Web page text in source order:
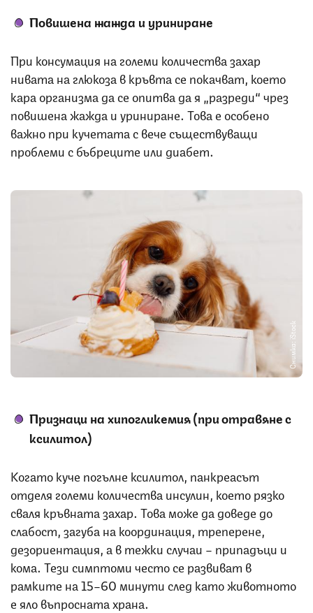
Повишена жажда и уриниране
При консумация на големи количества захар
нивата на глюкоза в кръвта се покачват, което
кара организма да се опитва да я „разреди“ чрез
повишена жажда и уриниране. Това е особено
важно при кучетата с вече съществуващи
проблеми с бъбреците или диабет.
Снимка: iStock
Признаци на хипогликемия (при отравяне с
ксилитол)
Когато куче погълне ксилитол, панкреасът
отделя големи количества инсулин, което рязко
сваля кръвната захар. Това може да доведе до
слабост, загуба на координация, треперене,
дезориентация, а в тежки случаи – припадъци и
кома. Тези симптоми често се развиват в
рамките на 15–60 минути след като животното
е яло въпросната храна.